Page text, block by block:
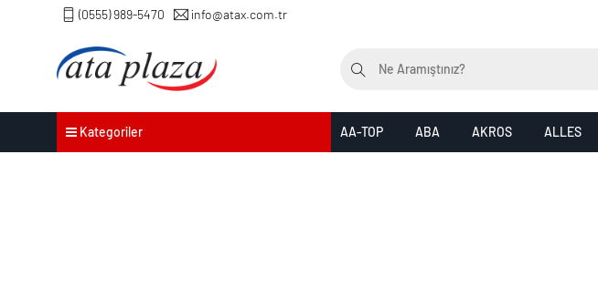
(0555) 989-5470 info@atax.com.tr
Kategoriler AA-TOP ABA AKROS ALLES